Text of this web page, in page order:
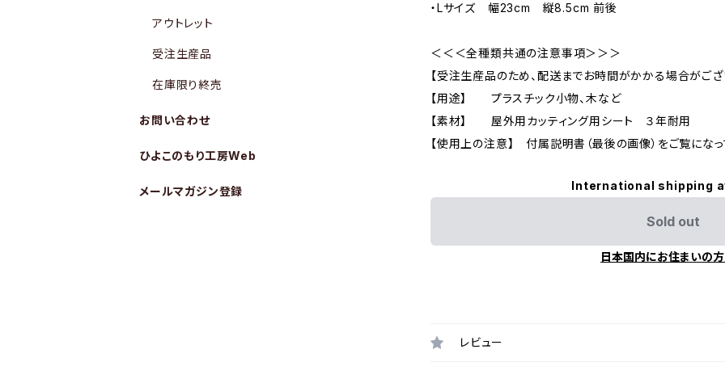
・Lサイズ 幅23cm 縦8.5cm 前後
＜＜＜全種類共通の注意事項＞＞＞
【受注生産品のため、配送までお時間がかかる場合がござ
【用途】 プラスチック小物、木など
【素材】 屋外用カッティング用シート ３年耐用
【使用上の注意】 付属説明書（最後の画像）をご覧にな
International shipping
Sold out
日本国内にお住まいの
レビュー
アウトレット
受注生産品
在庫限り終売
お問い合わせ
ひよこのもり工房Web
メールマガジン登録